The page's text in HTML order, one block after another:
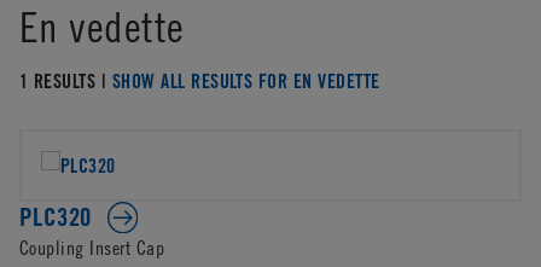
En vedette
1 RESULTS | SHOW ALL RESULTS FOR EN VEDETTE
PLC320
Coupling Insert Cap